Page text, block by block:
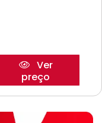
Ver
preço